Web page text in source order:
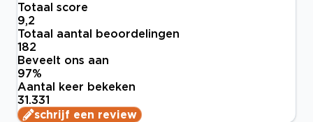
Totaal score
9,2
Totaal aantal beoordelingen
182
Beveelt ons aan
97%
Aantal keer bekeken
31.331
schrijf een review